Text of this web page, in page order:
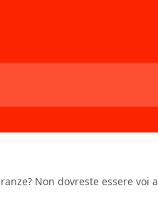
Non dovreste essere voi a